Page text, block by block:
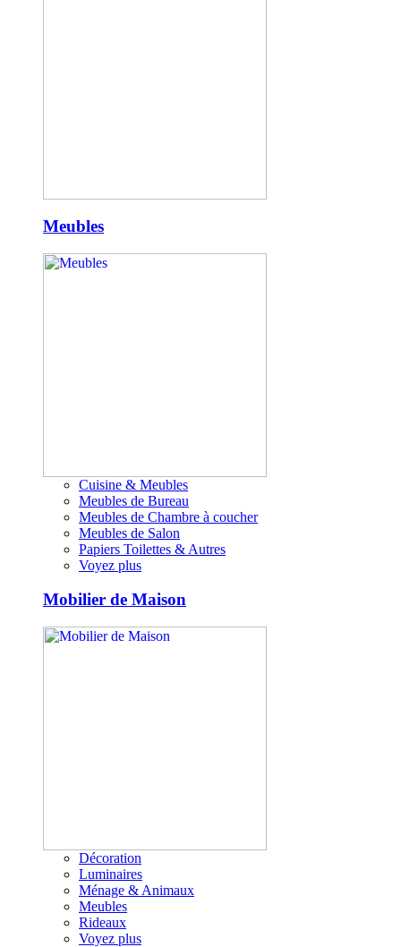
Meubles
Cuisine & Meubles
Meubles de Bureau
Meubles de Chambre à coucher
Meubles de Salon
Papiers Toilettes & Autres
Voyez plus
Mobilier de Maison
Décoration
Luminaires
Ménage & Animaux
Meubles
Rideaux
Voyez plus